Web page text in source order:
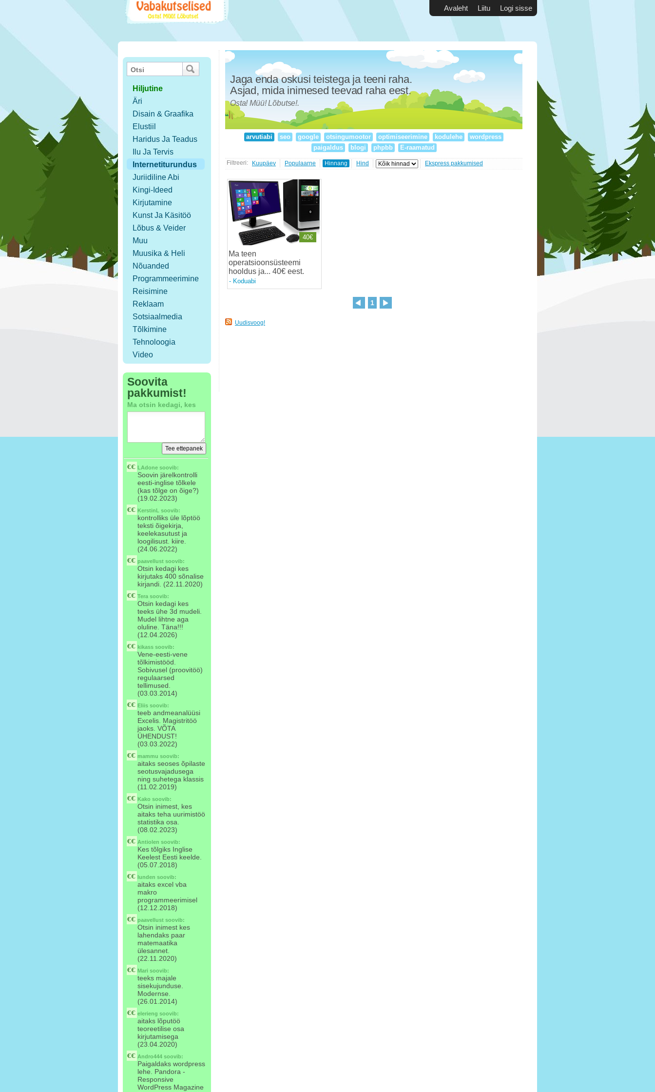
Avaleht Liitu Logi sisse
Hiljutine
Äri
Disain & Graafika
Elustiil
Haridus Ja Teadus
Ilu Ja Tervis
Internetiturundus
Juriidiline Abi
Kingi-Ideed
Kirjutamine
Kunst Ja Käsitöö
Lõbus & Veider
Muu
Muusika & Heli
Nõuanded
Programmeerimine
Reisimine
Reklaam
Sotsiaalmedia
Tõlkimine
Tehnoloogia
Video
Soovita
pakkumist!
Ma otsin kedagi, kes
LAdone soovib:
Soovin järelkontrolli
eesti-inglise tõlkele
(kas tõlge on õige?)
(19.02.2023)
KerstinL soovib:
kontrolliks üle lõptöö
teksti õigekirja,
keelekasutust ja
loogilisust. kiire.
(24.06.2022)
paavellust soovib:
Otsin kedagi kes
kirjutaks 400 sõnalise
kirjandi. (22.11.2020)
Tera soovib:
Otsin kedagi kes
teeks ühe 3d mudeli.
Mudel lihtne aga
oluline. Täna!!!
(12.04.2026)
kikass soovib:
Vene-eesti-vene
tõlkimistööd.
Sobivusel (proovitöö)
regulaarsed
tellimused.
(03.03.2014)
Eliis soovib:
teeb andmeanalüüsi
Excelis. Magistritöö
jaoks. VÕTA
ÜHENDUST!
(03.03.2022)
mammu soovib:
aitaks seoses õpilaste
seotusvajadusega
ning suhetega klassis
(11.02.2019)
Kako soovib:
Otsin inimest, kes
aitaks teha uurimistöö
statistika osa.
(08.02.2023)
Antiolen soovib:
Kes tõlgiks Inglise
Keelest Eesti keelde.
(05.07.2018)
lunden soovib:
aitaks excel vba
makro
programmeerimisel
(12.12.2018)
paavellust soovib:
Otsin inimest kes
lahendaks paar
matemaatika
ülesannet.
(22.11.2020)
Mari soovib:
teeks majale
sisekujunduse.
Modernse.
(26.01.2014)
elerieng soovib:
aitaks lõputöö
teoreetilise osa
kirjutamisega
(23.04.2020)
Andro444 soovib:
Paigaldaks wordpress
lehe. Pandora -
Responsive
WordPress Magazine
Jaga enda oskusi teistega ja teeni raha.
Asjad, mida inimesed teevad raha eest.
Osta! Müü! Lõbutse!.
arvutiabi seo google otsingumootor optimiseerimine kodulehe
wordpress
paigaldus
blogi phpbb E-raamatud
Filtreeri: Kuupäev Populaarne Hinnang Hind Ekspress pakkumised
Ma teen
operatsioonsüsteemi
hooldus ja... 40€ eest.
- Koduabi
40€
1
Uudisvoog!